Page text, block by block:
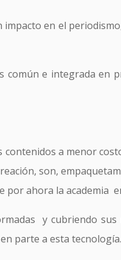
en el
común e integrada en
a menor
son,
por ahora la academia
y cubriendo
parte a esta